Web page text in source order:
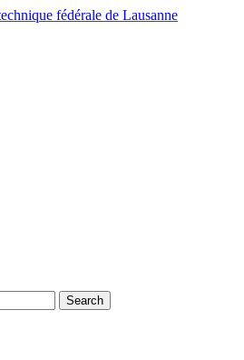
Search